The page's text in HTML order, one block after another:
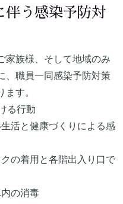
伴う感染予防対
家族様、そして地域のみ
、職員一同感染予防対策
す。
る行動
活と健康づくりによる感
の着用と各階出入り口で
の消毒